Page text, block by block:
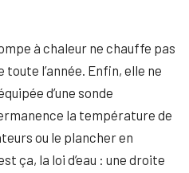
à chaleur ne chauffe pas
toute l’année. Enfin, elle ne
d’une sonde
la température de
ou le plancher en
ça, la loi d’eau : une droite